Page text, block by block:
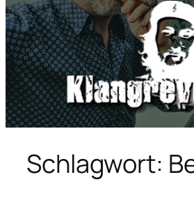
Schlagwort: